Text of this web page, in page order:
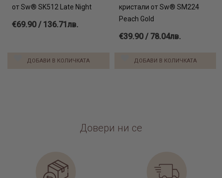
от Sw® SK512 Late Night
€69.90 / 136.71лв.
ДОБАВИ В КОЛИЧКАТА
кристали от Sw® SM224
Peach Gold
€39.90 / 78.04лв.
ДОБАВИ В КОЛИЧКАТА
Довери ни се